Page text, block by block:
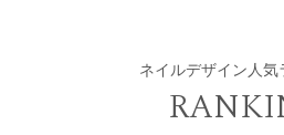
ネイルデザイン人気